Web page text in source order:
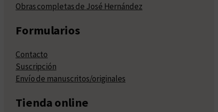
Obras completas de José Hernández
Formularios
Contacto
Suscripción
Envío de manuscritos/originales
Tienda online